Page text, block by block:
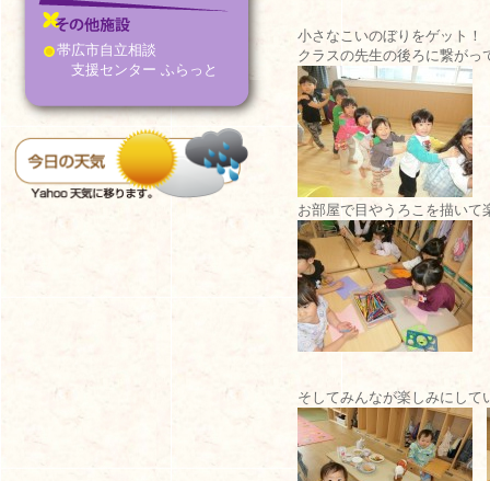
小さなこいのぼりをゲット！
クラスの先生の後ろに繋がっ
お部屋で目やうろこを描いて
そしてみんなが楽しみにし
帯広市自立相談
支援センター ふらっと